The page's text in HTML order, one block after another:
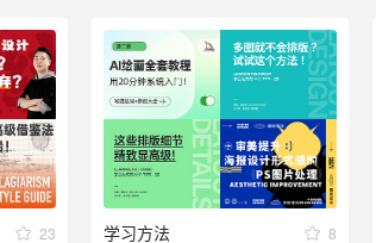
23 学习方法 8